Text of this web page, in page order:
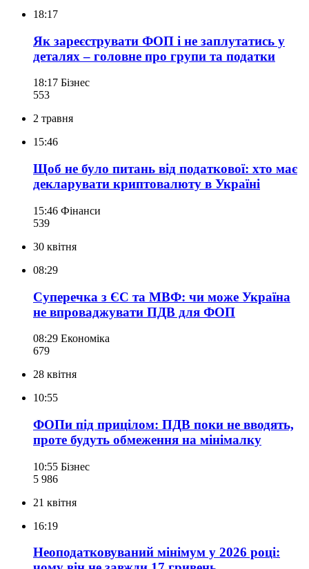
18:17
Як зареєструвати ФОП і не заплутатись у
деталях – головне про групи та податки
18:17 Бізнес
553
2 травня
15:46
Щоб не було питань від податкової: хто має
декларувати криптовалюту в Україні
15:46 Фінанси
539
30 квітня
08:29
Суперечка з ЄС та МВФ: чи може Україна
не впроваджувати ПДВ для ФОП
08:29 Економіка
679
28 квітня
10:55
ФОПи під прицілом: ПДВ поки не вводять,
проте будуть обмеження на мінімалку
10:55 Бізнес
5 986
21 квітня
16:19
Неоподатковуваний мінімум у 2026 році: